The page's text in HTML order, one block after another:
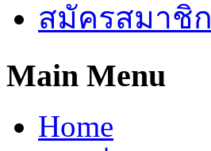
สมัครสมาชิก
Main Menu
Home